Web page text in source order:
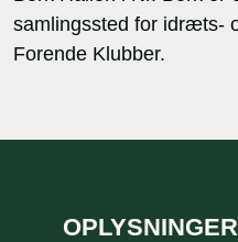
samlingssted for idræts-
Forende Klubber.
OPLYSNINGER